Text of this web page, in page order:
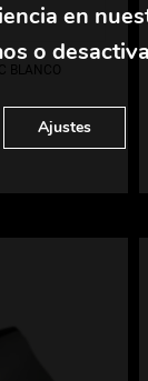
BLANCO
en
o
Ajustes